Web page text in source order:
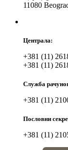
11080
Централа:
+381 (11)
+381 (11)
Служба
+381 (11)
Пословни
+381 (11)